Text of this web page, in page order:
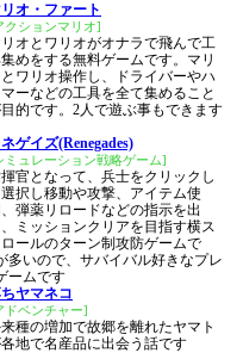
オ・ファート
クションマリオ]
オとワリオがオナラで飛んで工
めをする無料ゲームです。マリ
ワリオ操作し、ドライバーやハ
ーなどの工具を全て集めること
的です。2人で遊ぶ事もできます
ネゲイズ(Renegades)
ミュレーション戦略ゲーム]
官となって、兵士をクリックし
択し移動や攻撃、アイテム使
弾薬リロードなどの指示を出
、ミッションクリアを目指す横ス
ールのターン制攻防ゲームで
多いので、サバイバル好きなプレ
ームです
ヤマネコ
ドベンチャー]
種の増加で故郷を離れたヤマト
地で名産品に出会う話です